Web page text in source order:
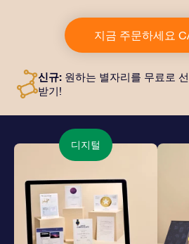
투와 퍼스널라이즈 문서가 선택한
털 문서가 제공되며 무료로 OSR
다. OSR Gift Pack은 친구나 사랑
지금 주문하세요
신규: 원하는 별자리를 무료로
받기!
디지털